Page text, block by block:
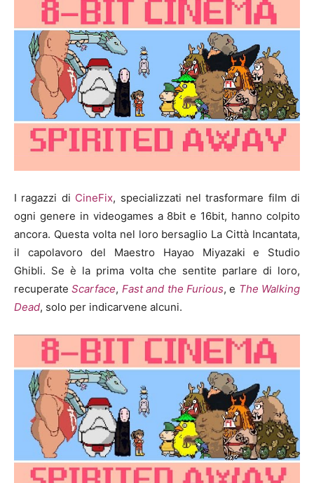
I ragazzi di CineFix, specializzati nel trasformare film di
ogni genere in videogames a 8bit e 16bit, hanno colpito
ancora. Questa volta nel loro bersaglio La Città Incantata,
il capolavoro del Maestro Hayao Miyazaki e Studio
Ghibli. Se è la prima volta che sentite parlare di loro,
recuperateScarface, Fast and the Furious, e The Walking
Dead, solo per indicarvene alcuni.